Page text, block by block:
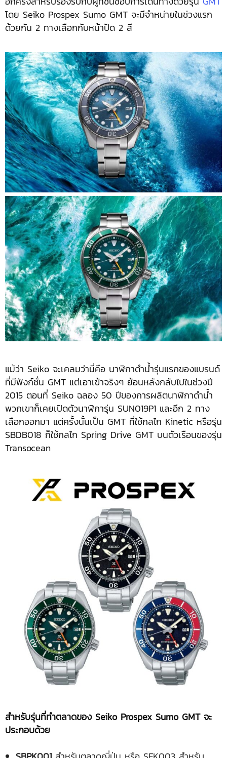
โดย Seiko Prospex Sumo GMT จะมีจำหน่ายในช่วงแรก
ด้วยกัน 2 ทางเลือกกับหน้าปัด 2 สี
แม้ว่า Seiko จะเคลมว่านี่คือ นาฬิกาดำน้ำรุ่นแรกของแบรนด์
ที่มีฟังก์ชั่น GMT แต่เอาเข้าจริงๆ ย้อนหลังกลับไปในช่วงปี
2015 ตอนที่ Seiko ฉลอง 50 ปีของการผลิตนาฬิกาดำน้ำ
พวกเขาก็เคยเปิดตัวนาฬิการุ่น SUN019P1 และอีก 2 ทาง
เลือกออกมา แต่ครั้งนั้นเป็น GMT ที่ใช้กลไก Kinetic หรือรุ่น
SBDB018 ก็ใช้กลไก Spring Drive GMT บนตัวเรือนของรุ่น
Transocean
สำหรับรุ่นที่ทำตลาดของ Seiko Prospex Sumo GMT จะ
ประกอบด้วย